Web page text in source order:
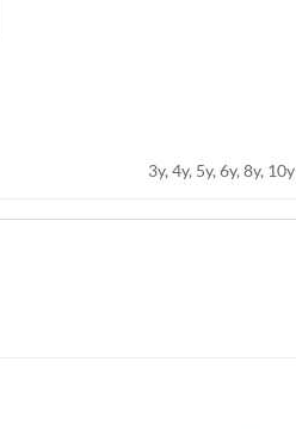
3y, 4y, 5y, 6y, 8y, 10y